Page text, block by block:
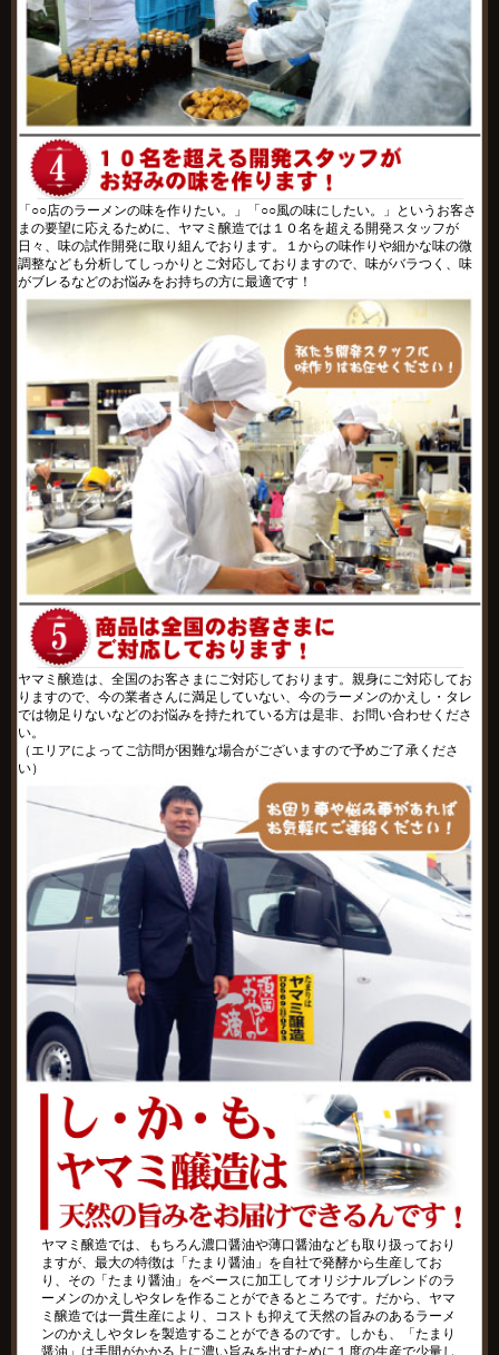
「○○店のラーメンの味を作りたい。」「○○風の味にしたい。」というお客さ
まの要望に応えるために、ヤマミ醸造では１０名を超える開発スタッフが
日々、味の試作開発に取り組んでおります。１からの味作りや細かな味の微
調整なども分析してしっかりとご対応しておりますので、味がバラつく、味
がブレるなどのお悩みをお持ちの方に最適です！
ヤマミ醸造は、全国のお客さまにご対応しております。親身にご対応してお
りますので、今の業者さんに満足していない、今のラーメンのかえし・タレ
では物足りないなどのお悩みを持たれている方は是非、お問い合わせくださ
い。
（エリアによってご訪問が困難な場合がございますので予めご了承くださ
い）
ヤマミ醸造では、もちろん濃口醤油や薄口醤油なども取り扱っており
ますが、最大の特徴は「たまり醤油」を自社で発酵から生産してお
り、その「たまり醤油」をベースに加工してオリジナルブレンドのラ
ーメンのかえしやタレを作ることができるところです。だから、ヤマ
ミ醸造では一貫生産により、コストも抑えて天然の旨みのあるラーメ
ンのかえしやタレを製造することができるのです。しかも、「たまり
醤油」は手間がかかる上に濃い旨みを出すために１度の生産で少量し